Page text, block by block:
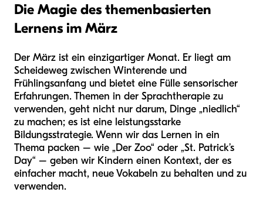
Die Magie des themenbasierten
Lernens im März
Der März ist ein einzigartiger Monat. Er liegt am
Scheideweg zwischen Winterende und
Frühlingsanfang und bietet eine Fülle sensorischer
Erfahrungen. Themen in der Sprachtherapie zu
verwenden, geht nicht nur darum, Dinge „niedlich“
zu machen; es ist eine leistungsstarke
Bildungsstrategie. Wenn wir das Lernen in ein
Thema packen – wie „Der Zoo“ oder „St. Patrick’s
Day“ – geben wir Kindern einen Kontext, der es
einfacher macht, neue Vokabeln zu behalten und zu
verwenden.